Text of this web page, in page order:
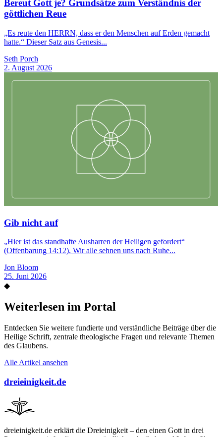
Bereut Gott je? Grundsätze zum Verständnis der
göttlichen Reue
„Es reute den HERRN, dass er den Menschen auf Erden gemacht
hatte.“ Dieser Satz aus Genesis...
Seth Porch
2. August 2026
Gib nicht auf
„Hier ist das standhafte Ausharren der Heiligen gefordert“
(Offenbarung 14:12). Wir alle sehnen uns nach Ruhe...
Jon Bloom
25. Juni 2026
◆
Weiterlesen im Portal
Entdecken Sie weitere fundierte und verständliche Beiträge über die
Heilige Schrift, zentrale theologische Fragen und relevante Themen
des Glaubens.
Alle Artikel ansehen
dreieinigkeit.de
dreieinigkeit.de erklärt die Dreieinigkeit – den einen Gott in drei